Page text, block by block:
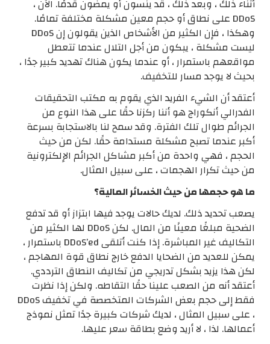
أثناء ذلك ، وبعد ذلك ، قد ينسون أو يمضون قدمًا. الآن ،
DDoS على نطاق أو حجم معين مشكلة مختلفة تمامًا.
وهكذا ، فإن الكثير من الأشخاص الذين يقولون إن DDoS
ليست مشكلة ، يبكون من أجل التلال عندما تتعطل
مواقعهم باستمرار ، أو عندما يكون هناك تهديد كبير جدًا ،
بحيث لا يوجد مسار للتخفيف.
أعتقد أن الشيء الفريد الذي يقوم به مكتب التحقيقات
الفدرالي أنكوراج هو أننا ركزنا حقًا على هذا النوع من
الجرائم طوال تلك الفترة. وقد سمح لنا بالاستجابة بسرعة
أكبر عندما تصبح مشكلة مستدامة حقًا. لكن من حيث
الحجم ، فهي واحدة من أكبر مشاكل الجرائم الإلكترونية
من حيث تكرار الهجمات ، على سبيل المثال.
ما هو حجمها من حيث الخسائر المالية؟
يصعب تحديد ذلك. لديك حالات يوجد فيها ابتزاز أو قد تدفع
الضحية مبلغًا معينًا من المال. لكن DDoS لها الكثير من
التكاليف غير المباشرة. إذا كنت أتلقى DDoS’ed باستمرار ،
يمكن للعديد من الضحايا الدفع خارج نطاق قوة المهاجم ،
لكن هذا يزيد بشكل تدريجي من تكاليف النطاق الترددي.
أعتقد أنه من الصعب علينا حقًا التقاطه. ولكن إذا نظرت
فقط إلى حجم بعض الشركات المتخصصة في تخفيف DDoS
، على سبيل المثال ، لديك شركات كبيرة جدًا تمثل نموذج
أعمالها. لذا ، لا أريد وضع بطاقة سعر عليها.